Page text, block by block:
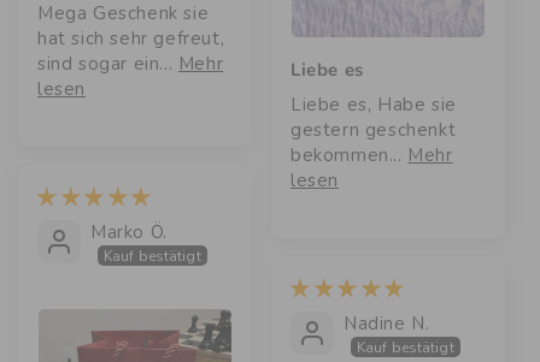
Mega Geschenk sie
hat sich sehr gefreut,
sind sogar ein... Mehr
lesen
Liebe es
Liebe es, Habe sie
gestern geschenkt
bekommen... Mehr
lesen
Marko Ö.
Kauf bestätigt
Nadine N.
Kauf bestätigt